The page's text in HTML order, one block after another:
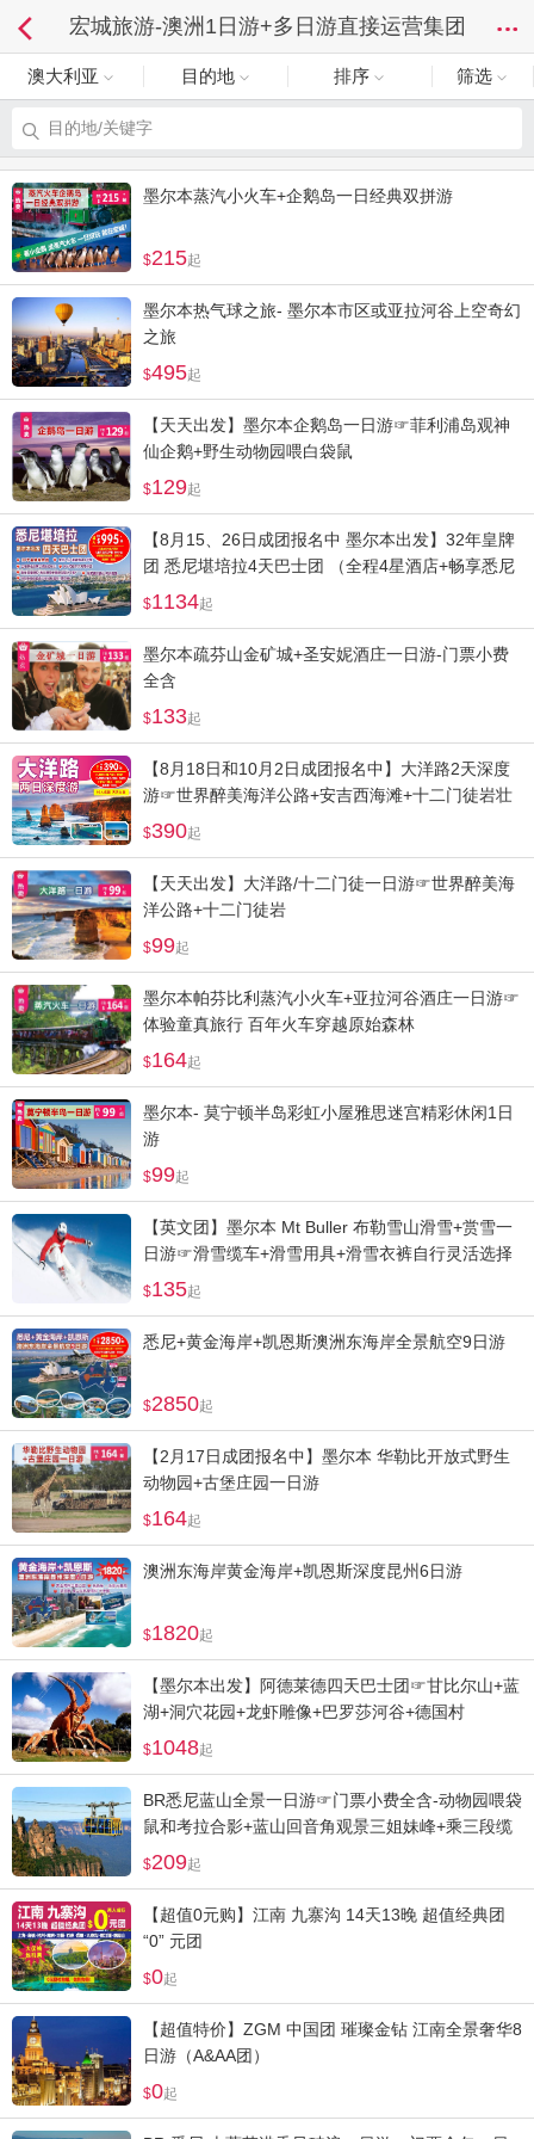
宏城旅游-澳洲1日游+多日游直接运营集团
澳大利亚 目的地 排序 筛选
目的地/关键字
墨尔本蒸汽小火车+企鹅岛一日经典双拼游
215起
墨尔本热气球之旅- 墨尔本市区或亚拉河谷上空奇幻
之旅
495起
【天天出发】墨尔本企鹅岛一日游☞菲利浦岛观神
仙企鹅+野生动物园喂白袋鼠
129起
【8月15、26日成团报名中 墨尔本出发】32年皇牌
团 悉尼堪培拉4天巴士团 （全程4星酒店+畅享悉尼
歌剧院+情人港+邦迪海滩浪漫风情）
1134起
墨尔本疏芬山金矿城+圣安妮酒庄一日游-门票小费
全含
133起
【8月18日和10月2日成团报名中】大洋路2天深度
游☞世界醉美海洋公路+安吉西海滩+十二门徒岩壮
观日出+小红帽灯塔
390起
【天天出发】大洋路/十二门徒一日游☞世界醉美海
洋公路+十二门徒岩
99起
墨尔本帕芬比利蒸汽小火车+亚拉河谷酒庄一日游☞
体验童真旅行 百年火车穿越原始森林
164起
墨尔本- 莫宁顿半岛彩虹小屋雅思迷宫精彩休闲1日
游
99起
【英文团】墨尔本 Mt Buller 布勒雪山滑雪+赏雪一
日游☞滑雪缆车+滑雪用具+滑雪衣裤自行灵活选择
135起
悉尼+黄金海岸+凯恩斯澳洲东海岸全景航空9日游
2850起
【2月17日成团报名中】墨尔本 华勒比开放式野生
动物园+古堡庄园一日游
164起
澳洲东海岸黄金海岸+凯恩斯深度昆州6日游
1820起
【墨尔本出发】阿德莱德四天巴士团☞甘比尔山+蓝
湖+洞穴花园+龙虾雕像+巴罗莎河谷+德国村
1048起
BR悉尼蓝山全景一日游☞门票小费全含-动物园喂袋
鼠和考拉合影+蓝山回音角观景三姐妹峰+乘三段缆
车畅游
209起
【超值0元购】江南 九寨沟 14天13晚 超值经典团
“0” 元团
0起
【超值特价】ZGM 中国团 璀璨金钻 江南全景奢华8
日游（A&AA团）
0起